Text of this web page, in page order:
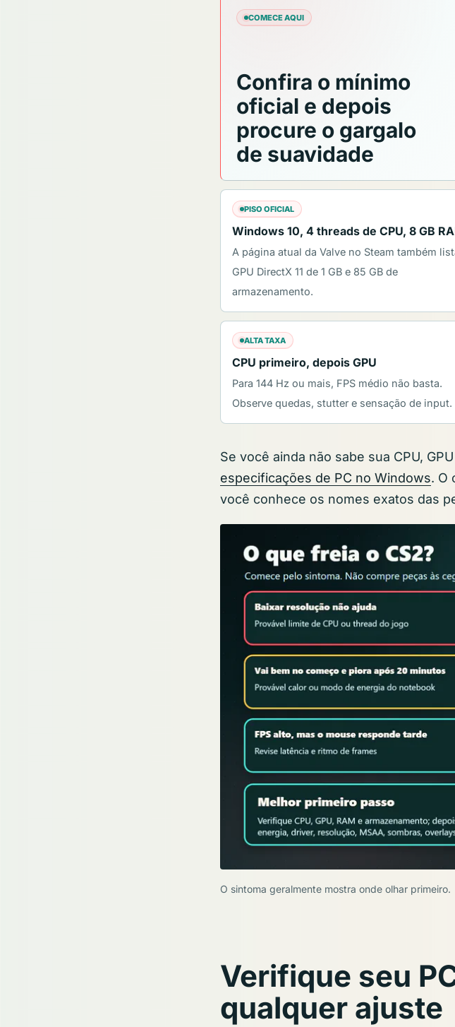
COMECE AQUI
Confira o mínimo
oficial e depois
procure o gargalo
de suavidade
PISO OFICIAL
Windows 10, 4 threads de CPU, 8 GB
A página atual da Valve no Steam também
GPU DirectX 11 de 1 GB e 85 GB de
armazenamento.
ALTA TAXA
CPU primeiro, depois GPU
Para 144 Hz ou mais, FPS médio não basta.
Observe quedas, stutter e sensação de input.
Se você ainda não sabe sua CPU,
especificações de PC no Windows. O
você conhece os nomes exatos das
O sintoma geralmente mostra onde olhar primeiro.
Verifique seu
qualquer ajuste